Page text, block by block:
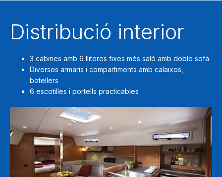
Distribució interior
3 cabines amb 6 lliteres fixes més saló amb doble sofà
Diversos armaris i compartiments amb calaixos,
botellers
6 escotilles i portells practicables